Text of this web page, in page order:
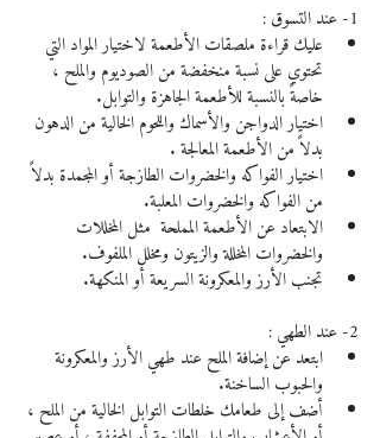
1- عند التسوق :
عليك قراءة ملصقات الأطعمة لاختيار المواد التي
تحتوي على نسبة منخفضة من الصوديوم والملح ،
خاصةً بالنسبة للأطعمة الجاهزة والتوابل.
اختيار الدواجن والأسماك واللحوم الخالية من الدهون
بدلاً من الأطعمة المعالجة .
اختيار الفواكه والخضروات الطازجة أو المجمدة بدلاً
من الفواكه والخضروات المعلبة.
الابتعاد عن الأطعمة المملحة  مثل المخللات
والخضروات المخللة والزيتون ومخلل الملفوف.
تجنب الأرز والمعكرونة السريعة أو المنكهة.
2- عند الطهي :
ابتعد عن إضافة الملح عند طهي الأرز والمعكرونة
والحبوب الساخنة.
أضف إلى طعامك خلطات التوابل الخالية من الملح ،